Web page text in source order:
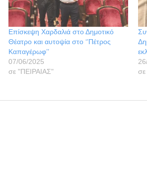
Επίσκεψη Χαρδαλιά στο Δημοτικό
Θέατρο και αυτοψία στο ‘’Πέτρος
Καπαγέρωφ’’
07/06/2025
σε "ΠΕΙΡΑΙΑΣ"